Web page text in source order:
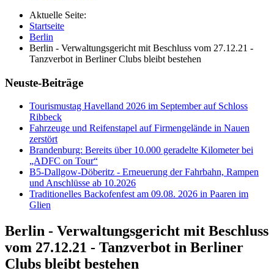
Aktuelle Seite:
Startseite
Berlin
Berlin - Verwaltungsgericht mit Beschluss vom 27.12.21 -
Tanzverbot in Berliner Clubs bleibt bestehen
Neuste-Beiträge
Tourismustag Havelland 2026 im September auf Schloss
Ribbeck
Fahrzeuge und Reifenstapel auf Firmengelände in Nauen
zerstört
Brandenburg: Bereits über 10.000 geradelte Kilometer bei
„ADFC on Tour“
B5-Dallgow-Döberitz - Erneuerung der Fahrbahn, Rampen
und Anschlüsse ab 10.2026
Traditionelles Backofenfest am 09.08. 2026 in Paaren im
Glien
Berlin - Verwaltungsgericht mit Beschluss
vom 27.12.21 - Tanzverbot in Berliner
Clubs bleibt bestehen